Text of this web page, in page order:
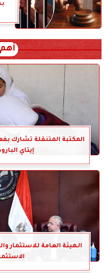
أهم
المكتبة المتنقلة تشارك
إيتاي
الهيئة العامة للاستثمار